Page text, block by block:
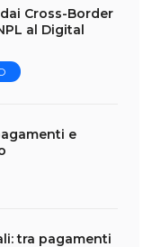
Cross-Border
al Digital
e
tra pagamenti